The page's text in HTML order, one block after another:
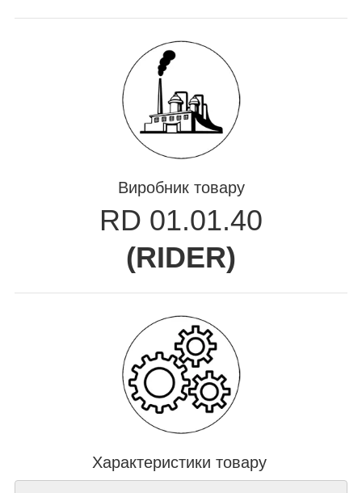
Виробник товару
RD 01.01.40
(RIDER)
Характеристики товару